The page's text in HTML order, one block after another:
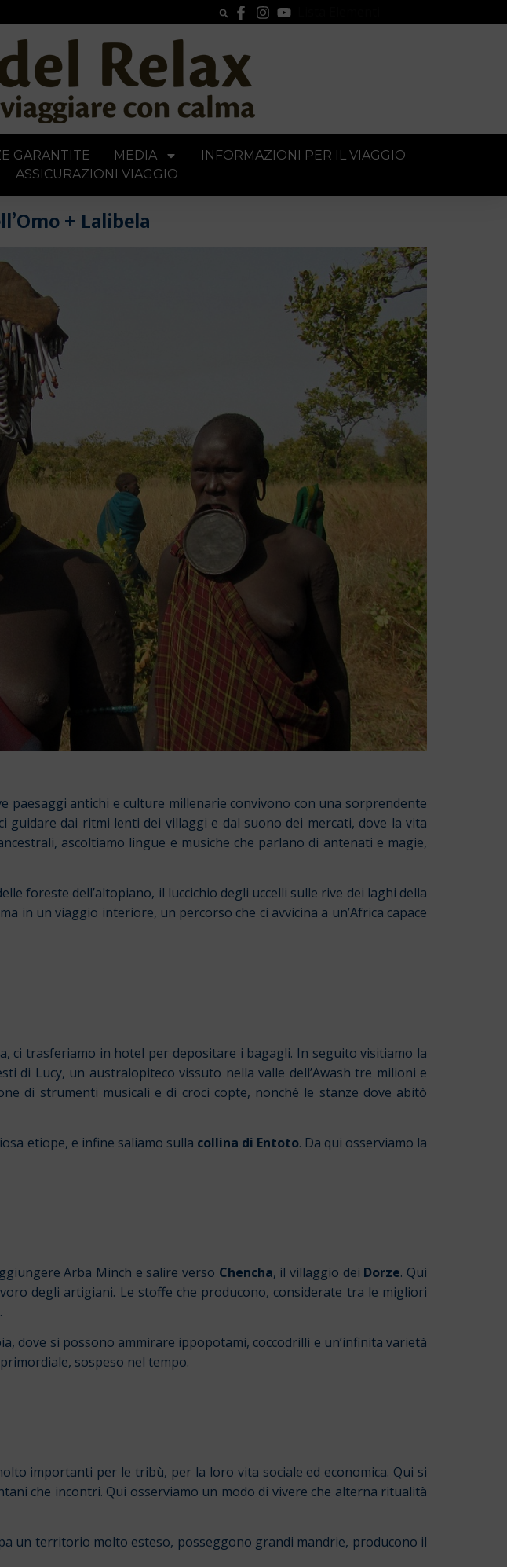
GARANTITE MEDIA
INFORMAZIONI PER IL VIAGGIO
ASSICURAZIONI VIAGGIO
+ Lalibela
paesaggi antichi e culture millenarie convivono con una sorprendente
dai ritmi lenti dei villaggi e dal suono dei mercati, dove la vita
ascoltiamo lingue e musiche che parlano di antenati e magie,
foreste dell’altopiano, il luccichio degli uccelli sulle rive dei laghi della
in un viaggio interiore, un percorso che ci avvicina a un’Africa capace
trasferiamo in hotel per depositare i bagagli. In seguito visitiamo la
di Lucy, un australopiteco vissuto nella valle dell’Awash tre milioni e
di strumenti musicali e di croci copte, nonché le stanze dove abitò
etiope, e infine saliamo sulla collina di Entoto. Da qui osserviamo la
Arba Minch e salire verso Chencha, il villaggio dei Dorze. Qui
degli artigiani. Le stoffe che producono, considerate tra le migliori
dove si possono ammirare ippopotami, coccodrilli e un’infinita varietà
sospeso nel tempo.
importanti per le tribù, per la loro vita sociale ed economica. Qui si
che incontri. Qui osserviamo un modo di vivere che alterna ritualità
un territorio molto esteso, posseggono grandi mandrie, producono il